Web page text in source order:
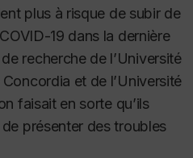
plus à risque de subir de
19 dans la dernière
recherche de l’Université
et de l’Université
faisait en sorte qu’ils
présenter des troubles